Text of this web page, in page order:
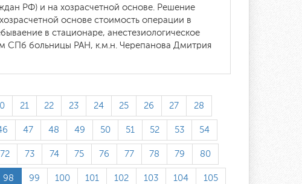
РФ) и на хозрасчетной основе. Решение
основе стоимость операции в
в стационаре, анестезиологическое
СПб больницы РАН, к.м.н. Черепанова Дмитрия
21 22 23 24 25 26 27 28
47 48 49 50 51 52 53 54
72 73 74 75 76 77 78 79 80
98 99 100 101 102 103 104 105